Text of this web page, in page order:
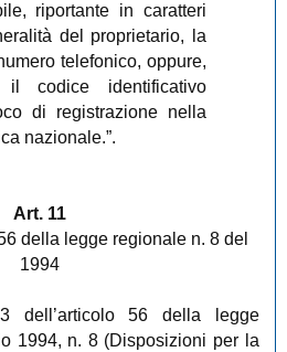
riportante in caratteri
del proprietario, la
telefonico, oppure,
il codice identificativo
di registrazione nella
nazionale.”.
Art. 11
della legge regionale n. 8 del
1994
dell’articolo 56 della legge
1994, n. 8 (Disposizioni per la